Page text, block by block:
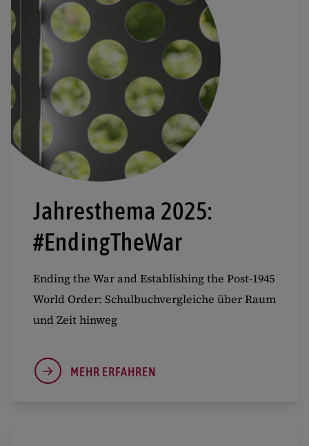
Jahresthema 2025:
#EndingTheWar
Ending the War and Establishing the Post-1945
World Order: Schulbuchvergleiche über Raum
und Zeit hinweg
MEHR ERFAHREN